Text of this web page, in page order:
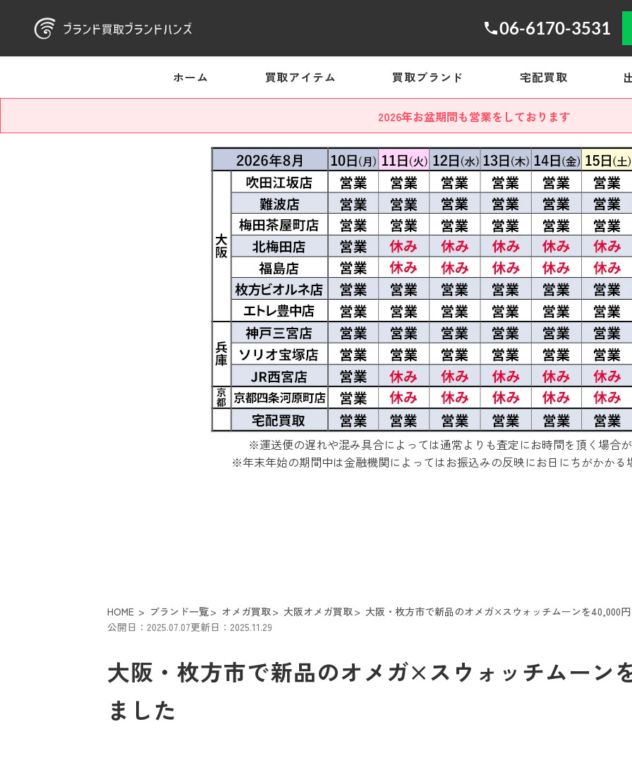
06-6170-3531
ホーム 買取アイテム 買取ブランド 宅配買取
2026年お盆期間も営業をしております
※運送便の遅れや混み具合によっては通常よりも査定にお時間を頂く場合が
※年末年始の期間中は金融機関によってはお振込みの反映にお日にちがかかる
HOME ブランド一覧 オメガ買取 大阪オメガ買取
大阪・枚方市で新品のオメガ×スウォッチムーンを40,000
公開日：2025.07.07更新日：2025.11.29
大阪・枚方市で新品のオメガ×スウォッチムーン
ました